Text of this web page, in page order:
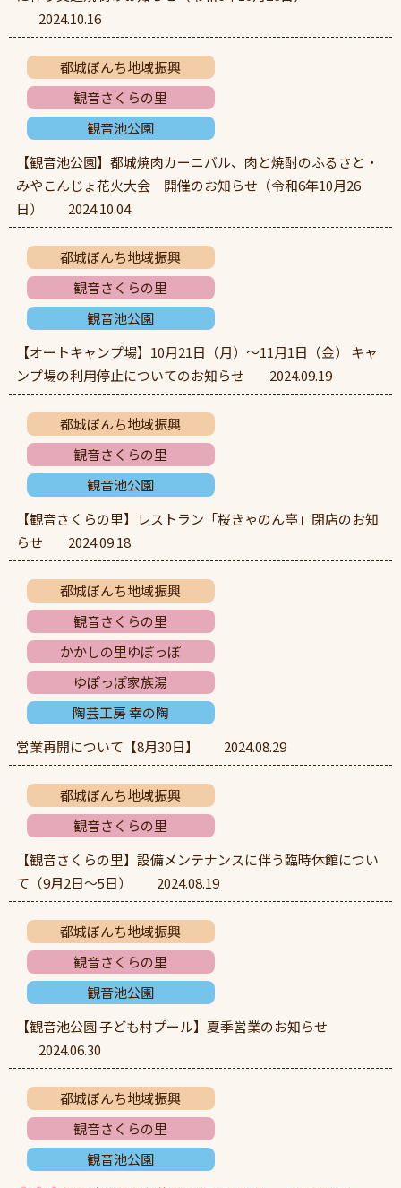
2024.10.16
都城ぼんち地域振興
観音さくらの里
観音池公園
【観音池公園】都城焼肉カーニバル、肉と焼酎のふるさと・
みやこんじょ花火大会 開催のお知らせ（令和6年10月26
日）
2024.10.04
都城ぼんち地域振興
観音さくらの里
観音池公園
【オートキャンプ場】10月21日（月）～11月1日（金） キャ
ンプ場の利用停止についてのお知らせ
2024.09.19
都城ぼんち地域振興
観音さくらの里
観音池公園
【観音さくらの里】レストラン「桜きゃのん亭」閉店のお知
らせ
2024.09.18
都城ぼんち地域振興
観音さくらの里
かかしの里ゆぽっぽ
ゆぽっぽ家族湯
陶芸工房 幸の陶
営業再開について【8月30日】
2024.08.29
都城ぼんち地域振興
観音さくらの里
【観音さくらの里】設備メンテナンスに伴う臨時休館につい
て（9月2日～5日）
2024.08.19
都城ぼんち地域振興
観音さくらの里
観音池公園
【観音池公園 子ども村プール】夏季営業のお知らせ
2024.06.30
都城ぼんち地域振興
観音さくらの里
観音池公園